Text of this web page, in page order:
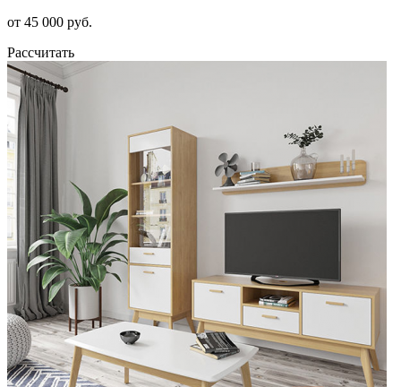
от 45 000 руб.
Рассчитать